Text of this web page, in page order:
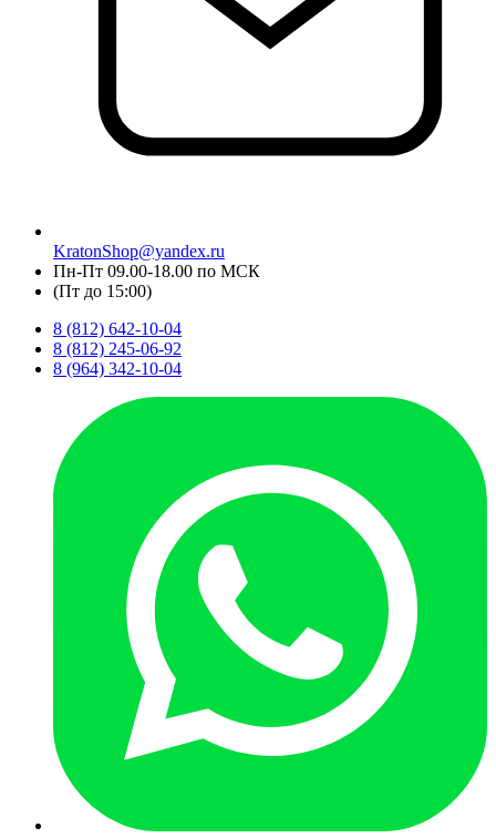
KratonShop@yandex.ru
Пн-Пт 09.00-18.00 по МСК
(Пт до 15:00)
8 (812) 642-10-04
8 (812) 245-06-92
8 (964) 342-10-04